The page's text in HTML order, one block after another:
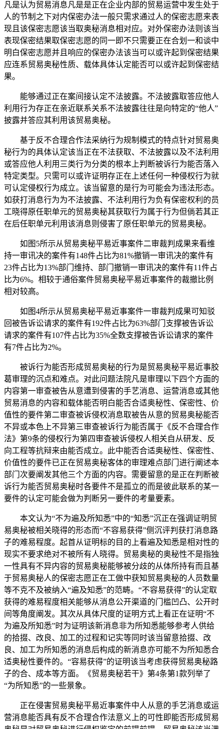
凡是认为贸易消息凡是是正在企业内部的贸易运营中发生处于
人的节制之下对内保密办法一般只需求通过人的保密志愿来表
现且该保密志愿该当取奥秘消息相对应。对外保密办法则该当
表现保密结果取保密志愿的同一即不只需要正在合划一和谈中
明白保密志愿并且响应的保密办法该当可以或许起到保密结果
应连系贸易奥秘性质、载体具体认定能否可以或许起到保密结
果。
能够通过正在案间接认定不法披露。不法披露取答应他人
利用行为存正在亲近联系关系不法披露往往是向特定的“他人”
披露并答应其利用该贸易奥秘。
基于反不合理合作法采纳行为规制模式的特点针对贸易奥
秘行为的具体认定该当正在不法获取、不法披露以及不法利用
或答应他人利用三类行为分类的根本上判断被诉行为能否落入
特定类型。只需可以或许证明存正在上述任何一种侵权行为就
可认定侵权行为成立。该当留意的是行为可能会为违法形态。
如获打消息行为为不法披露、不法利用行为负有保密权利的员
工晓得原任职单元的贸易奥秘其获取行为属于行为但倘若其正
在后任职单元利用该消息则侵害了原任职单元的贸易奥秘。
如图5所示从贸易奥秘平易近事案件二审裁判成果来看维
持一审讯决的案件有148件占比为81%撤销一审讯决的案件有
23件占比为13%部门维持、部门撤销一审讯决的案件有11件占
比为6%。相较于通俗案件贸易奥秘平易近事案件的裁撤比例
相对较高。
如图4所示从贸易奥秘平易近事案件一审裁判成果可知驳
回被告诉讼请求的案件有192件占比为63%部门支撑被告诉讼
请求的案件有107件占比为35%全数支撑被告诉讼请求的案件
有7件占比为2%。
被诉行为能否形成贸易奥秘的行为是贸易奥秘平易近事胶
葛审理的沉点和难点。对此问题法院凡是审理以下四个方面的
内容第一审查被告从意遭到侵害的手艺消息、运营消息或其他
贸易消息的内容和载体能否明白能否合适奥秘性、保密性、价
值性的要件第二审查被诉侵权消息取被告从意的贸易奥秘能否
不异或本色上不异第三审查被诉行为能否属于《反不合理合作
法》第9条的侵权行为第四审查被诉侵权人相关自从研发、反
向工程等抗辩来由能否成立。此中能否合适奥秘性、保密性、
价值性的要件已正在贸易奥秘客体的审理难点部门进行阐述本
部门次要阐发其他三个方面的内容。需要留意的是正在判断被
诉行为能否贸易奥秘时各要件不是孤立的而是彼此联系的某一
要件的认定可能会做为判断另一要件的考量要素。
本文认为“不为遍及所知悉”中的“知悉”沉正在强调证明贸
易奥秘被相关晓得的形态而“不容易获得”侧沉评判获打消息路
子的难易程度。起首从证明标的目的上看遍及知悉是相对性的
现实不要求绝对不被所有人晓得。贸易奥秘的奥秘性不是指独
一性具有不异内容的贸易奥秘能够被分歧的从体所持有而且基
于贸易奥秘人的保密志愿正在工做中获知贸易奥秘的人员数量
等不克不及被纳入“遍及知悉”的范畴。“不容易获得”的认定取
获得的难易程度相关能够从消息公开渠道的门槛凹凸、公开时
间等角度阐发。其次从具体尺度的证明方式上看正在证明“不
为遍及所知悉”时为证明该新消息非为所知悉能够参考人供给
的拾掇、改良、加工的过程和记实等同时该当留意拾掇、改
良、加工为所知悉的消息后构成的新消息亦可能不为所知悉合
适奥秘性要件的。“容易获得”的证明该当考虑获得贸易奥秘路
子的合、成本等方面。《贸易奥秘若干》第4条第1款列举了
“为所知悉”的一些景象。
正在侵害贸易奥秘平易近事案件中人从意的手艺消息或运
营消息能否具有反不合理合作法意义上的可性即能否形成贸易